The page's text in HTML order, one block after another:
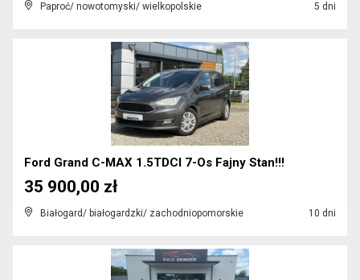
Paproć/ nowotomyski/ wielkopolskie 5 dni
Ford Grand C-MAX 1.5TDCI 7-Os Fajny Stan!!!
Białogard/ białogardzki/ zachodniopomorskie 10 dni
35 900,00 zł